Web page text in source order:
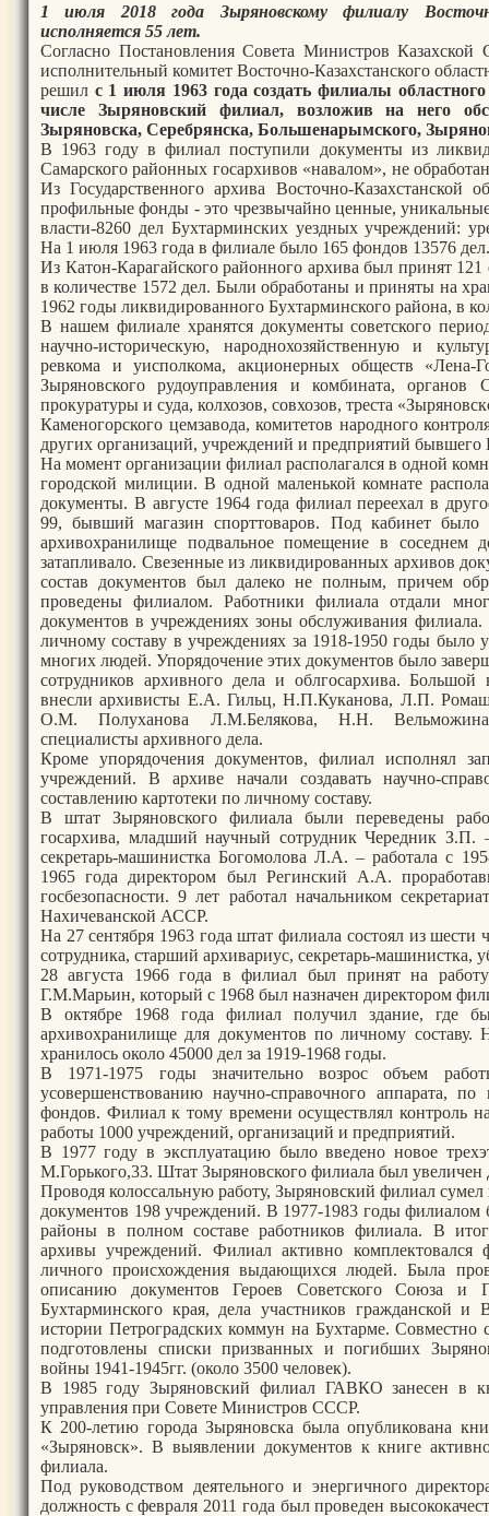
1 июля 2018 года Зыряновскому филиалу
исполняется 55 лет.
Согласно Постановления Совета Министров
исполнительный комитет Восточно-Казахстанского
решил с 1 июля 1963 года создать филиалы
числе Зыряновский филиал, возложив на него
Зыряновска, Серебрянска, Большенарымского,
В 1963 году в филиал поступили документы из
Самарского районных госархивов «навалом», не
Из Государственного архива Восточно-
профильные фонды - это чрезвычайно ценные,
власти-8260 дел Бухтарминских уездных учреждений:
На 1 июля 1963 года в филиале было 165 фондов 13576 дел.
Из Катон-Карагайского районного архива был принят
в количестве 1572 дел. Были обработаны и приняты на
1962 годы ликвидированного Бухтарминского района, в
В нашем филиале хранятся документы советского
научно-историческую, народнохозяйственную и
ревкома и уисполкома, акционерных обществ «Лена-
Зыряновского рудоуправления и комбината, органов
прокуратуры и суда, колхозов, совхозов, треста
Каменогорского цемзавода, комитетов народного
других организаций, учреждений и предприятий бывшего
На момент организации филиал располагался в одной
городской милиции. В одной маленькой комнате
документы. В августе 1964 года филиал переехал в
99, бывший магазин спорттоваров. Под кабинет
архивохранилище подвальное помещение в соседнем
затапливало. Свезенные из ликвидированных архивов
состав документов был далеко не полным, причем
проведены филиалом. Работники филиала отдали
документов в учреждениях зоны обслуживания
личному составу в учреждениях за 1918-1950 годы было
многих людей. Упорядочение этих документов было
сотрудников архивного дела и облгосархива.
внесли архивисты Е.А. Гильц, Н.П.Куканова, Л.П.
О.М. Полуханова Л.М.Белякова, Н.Н. Вельможина
специалисты архивного дела.
Кроме упорядочения документов, филиал исполнял
учреждений. В архиве начали создавать научно-
составлению картотеки по личному составу.
В штат Зыряновского филиала были переведены
госархива, младший научный сотрудник Чередник З.П.
секретарь-машинистка Богомолова Л.А. – работала с
1965 года директором был Регинский А.А.
госбезопасности. 9 лет работал начальником
Нахичеванской АССР.
На 27 сентября 1963 года штат филиала состоял из
сотрудника, старший архивариус, секретарь-машинистка,
28 августа 1966 года в филиал был принят на
Г.М.Марьин, который с 1968 был назначен директором
В октябре 1968 года филиал получил здание, где
архивохранилище для документов по личному
хранилось около 45000 дел за 1919-1968 годы.
В 1971-1975 годы значительно возрос объем
усовершенствованию научно-справочного аппарата,
фондов. Филиал к тому времени осуществлял контроль
работы 1000 учреждений, организаций и предприятий.
В 1977 году в эксплуатацию было введено новое
М.Горького,33. Штат Зыряновского филиала был увеличен
Проводя колоссальную работу, Зыряновский филиал
документов 198 учреждений. В 1977-1983 годы филиалом
районы в полном составе работников филиала. В
архивы учреждений. Филиал активно комплектовался
личного происхождения выдающихся людей. Была
описанию документов Героев Советского Союза и
Бухтарминского края, дела участников гражданской
истории Петроградских коммун на Бухтарме.
подготовлены списки призванных и погибших
войны 1941-1945гг. (около 3500 человек).
В 1985 году Зыряновский филиал ГАВКО занесен в
управления при Совете Министров СССР.
К 200-летию города Зыряновска была опубликована
«Зыряновск». В выявлении документов к книге
филиала.
Под руководством деятельного и энергичного
должность с февраля 2011 года был проведен